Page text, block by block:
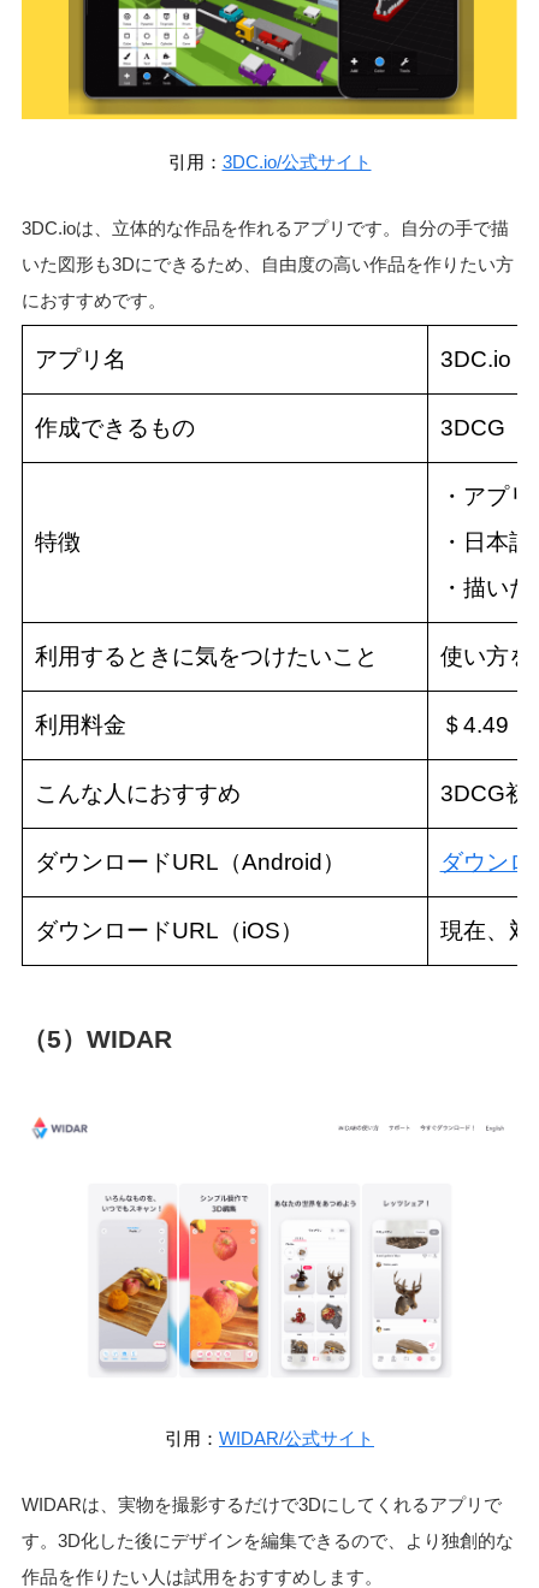
引用： 3DC.io/公式サイト
3DC.ioは、立体的な作品を作れるアプリです。自分の手で描
いた図形も3Dにできるため、自由度の高い作品を作りたい方
におすすめです。
アプリ名 3DC.io
作成できるもの 3DCG
特徴
・アプ
・日本
・描い
利用するときに気をつけたいこと 使い方を
利用料金 ＄4.49
こんな人におすすめ 3DCG初
ダウンロードURL（Android） ダウンロ
ダウンロードURL（iOS） 現在、対
（5）WIDAR
引用： WIDAR/公式サイト
WIDARは、実物を撮影するだけで3Dにしてくれるアプリで
す。3D化した後にデザインを編集できるので、より独創的な
作品を作りたい人は試用をおすすめします。